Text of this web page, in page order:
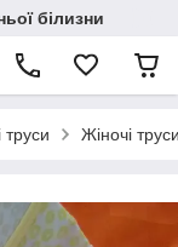
білизни
труси Жіночі